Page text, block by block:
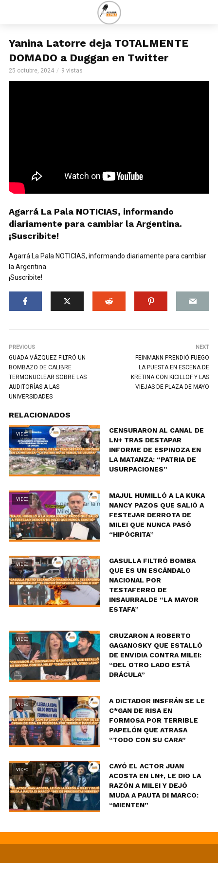
Yanina Latorre deja TOTALMENTE
DOMADO a Duggan en Twitter
25 octubre, 2024 9 vistas
Agarrá La Pala NOTICIAS, informando
diariamente para cambiar la Argentina.
¡Suscribite!
Agarrá La Pala NOTICIAS, informando diariamente para cambiar
la Argentina.
¡Suscribite!
PREVIOUS
GUADA VÁZQUEZ FILTRÓ UN
BOMBAZO DE CALIBRE
TERMONUCLEAR SOBRE LAS
AUDITORÍAS A LAS
UNIVERSIDADES
NEXT
FEINMANN PRENDIÓ FUEGO
LA PUESTA EN ESCENA DE
KRETINA CON KICILLOF Y LAS
VIEJAS DE PLAZA DE MAYO
RELACIONADOS
VIDEO
CENSURARON AL CANAL DE
LN+ TRAS DESTAPAR
INFORME DE ESPINOZA EN
LA MATANZA: “PATRIA DE
USURPACIONES”
VIDEO
MAJUL HUMILLÓ A LA KUKA
NANCY PAZOS QUE SALIÓ A
FESTEJAR DERROTA DE
MILEI QUE NUNCA PASÓ
“HIPÓCRITA”
VIDEO
GASULLA FILTRÓ BOMBA
QUE ES UN ESCÁNDALO
NACIONAL POR
TESTAFERRO DE
INSAURRALDE “LA MAYOR
ESTAFA”
VIDEO
CRUZARON A ROBERTO
GAGANOSKY QUE ESTALLÓ
DE ENVIDIA CONTRA MILEI:
“DEL OTRO LADO ESTÁ
DRÁCULA”
VIDEO
A DICTADOR INSFRÁN SE LE
C*GAN DE RISA EN
FORMOSA POR TERRIBLE
PAPELÓN QUE ATRASA
“TODO CON SU CARA”
VIDEO
CAYÓ EL ACTOR JUAN
ACOSTA EN LN+, LE DIO LA
RAZÓN A MILEI Y DEJÓ
MUDA A PAUTA DI MARCO:
“MIENTEN”